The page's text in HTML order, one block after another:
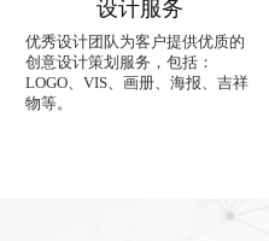
设计服务
优秀设计团队为客户提供优质的
创意设计策划服务，包括：
LOGO、VIS、画册、海报、吉祥
物等。